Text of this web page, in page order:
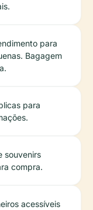
para
Bagagem
para
souvenirs
compra.
acessíveis